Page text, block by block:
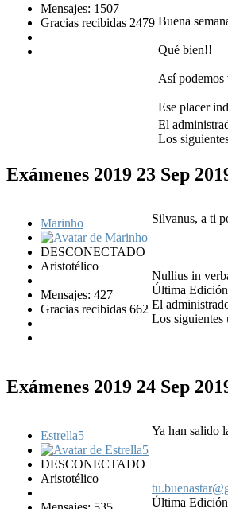
Mensajes: 1507
Gracias recibidas 2479 Buena
Qué bien!!
Así podemos
Ese placer
El
Los
Exámenes 2019 23 Sep
Marinho
DESCONECTADO
Aristotélico
Mensajes: 427
Gracias recibidas 662
Silvanus, a ti
Nullius in
Última
El
Los siguientes
Exámenes 2019 24 Sep
Estrella5
DESCONECTADO
Aristotélico
Ya han salido
Última